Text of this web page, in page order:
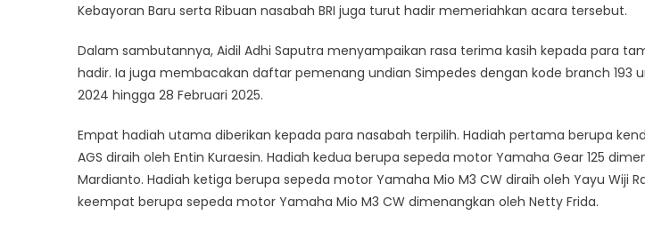
Kebayoran Baru serta Ribuan nasabah BRI juga turut hadir memeriahkan acara tersebut.
Dalam sambutannya, Aidil Adhi Saputra menyampaikan rasa terima kasih kepada para
hadir. Ia juga membacakan daftar pemenang undian Simpedes dengan kode branch 193
2024 hingga 28 Februari 2025.
Empat hadiah utama diberikan kepada para nasabah terpilih. Hadiah pertama berupa
AGS diraih oleh Entin Kuraesin. Hadiah kedua berupa sepeda motor Yamaha Gear 125
Mardianto. Hadiah ketiga berupa sepeda motor Yamaha Mio M3 CW diraih oleh Yayu Wiji
keempat berupa sepeda motor Yamaha Mio M3 CW dimenangkan oleh Netty Frida.